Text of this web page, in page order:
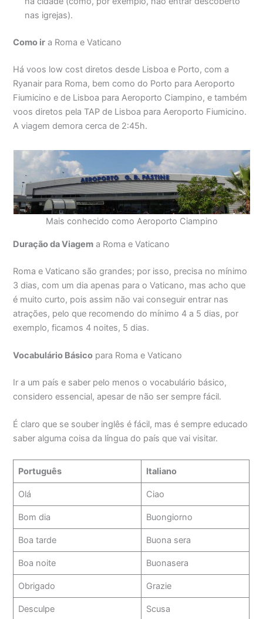
nas igrejas).
Como ir a Roma e Vaticano
Há voos low cost diretos desde Lisboa e Porto, com a
Ryanair para Roma, bem como do Porto para Aeroporto
Fiumicino e de Lisboa para Aeroporto Ciampino, e também
voos diretos pela TAP de Lisboa para Aeroporto Fiumicino.
A viagem demora cerca de 2:45h.
Mais conhecido como Aeroporto Ciampino
Duração da Viagem a Roma e Vaticano
Roma e Vaticano são grandes; por isso, precisa no mínimo
3 dias, com um dia apenas para o Vaticano, mas acho que
é muito curto, pois assim não vai conseguir entrar nas
atrações, pelo que recomendo do mínimo 4 a 5 dias, por
exemplo, ficamos 4 noites, 5 dias.
Vocabulário Básico para Roma e Vaticano
Ir a um país e saber pelo menos o vocabulário básico,
considero essencial, apesar de não ser sempre fácil.
É claro que se souber inglês é fácil, mas é sempre educado
saber alguma coisa da língua do país que vai visitar.
Português Italiano
Olá Ciao
Bom dia Buongiorno
Boa tarde Buona sera
Boa noite Buonasera
Obrigado Grazie
Desculpe Scusa